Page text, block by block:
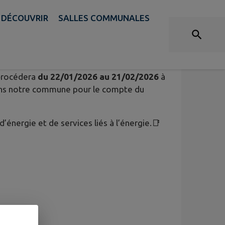
DÉCOUVRIR SALLES COMMUNALES
du 22/01/2026 au 21/02/2026 à
notre commune pour le compte du
et de services liés à l’énergie.📑